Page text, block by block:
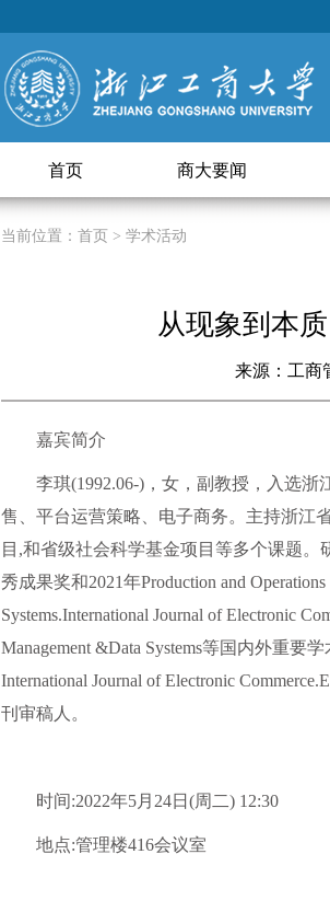
首页 商大要闻
当前位置： 首页 > 学术活动
从现象到本
来源：工商
嘉宾简介
李琪(1992.06-)，女，副教授，入选
售、平台运营策略、电子商务。主持浙江
目,和省级社会科学基金项目等多个课题。
秀成果奖和2021年Production and
Systems.International Journal of Electronic
Management &Data Systems等国内外重要
International Journal of Electronic
刊审稿人。
时间:2022年5月24日(周二) 12:30
地点:管理楼416会议室